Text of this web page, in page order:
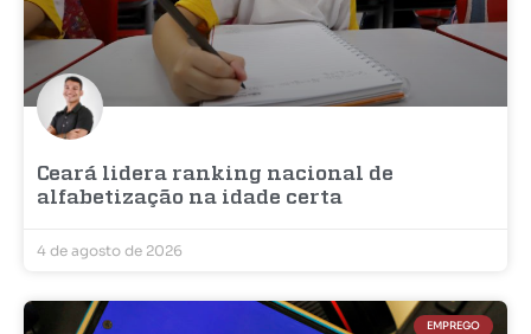
Ceará lidera ranking nacional de
alfabetização na idade certa
4 de agosto de 2026
EMPREGO